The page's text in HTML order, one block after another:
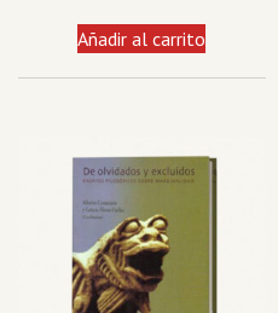
Añadir al carrito